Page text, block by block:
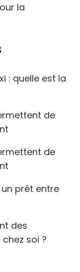
la
: quelle est la
de
de
prêt entre
des
soi ?